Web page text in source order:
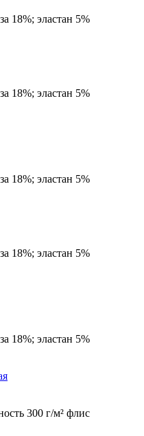
18%; эластан 5%
18%; эластан 5%
18%; эластан 5%
18%; эластан 5%
18%; эластан 5%
300 г/м² флис